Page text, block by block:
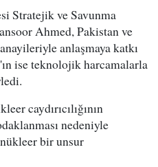
Stratejik ve Savunma
Ahmed, Pakistan ve
anlaşmaya katkı
ise teknolojik harcamalarla
caydırıcılığının
nedeniyle
bir unsur